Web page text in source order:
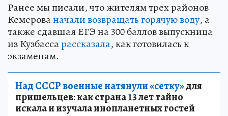
Ранее мы писали, что жителям трех районов
Кемерованачали возвращать горячую воду, а
также сдавшая ЕГЭ на 300 баллов выпускница
из Кузбассарассказала, как готовилась к
экзаменам.
Над СССР военные натянули «сетку»для
пришельцев: как страна 13 лет тайно
искала и изучала инопланетных гостей